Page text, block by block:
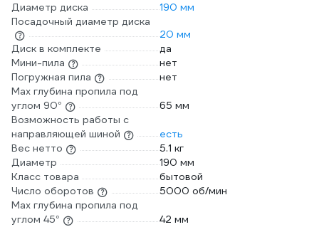
Диаметр диска
190 мм
Посадочный диаметр диска
20 мм
Диск в комплекте
да
Мини-пила
нет
Погружная пила
нет
Max глубина пропила под
углом 90°
65 мм
Возможность работы с
направляющей шиной
есть
Вес нетто
5.1 кг
Диаметр
190 мм
Класс товара
бытовой
Число оборотов
5000 об/мин
Max глубина пропила под
углом 45°
42 мм